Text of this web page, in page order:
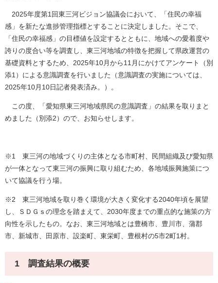
2025年度第1回東三河ビジョン協議会において、「住民の幸福
感」を新たな進捗管理指標とすることに決定しました。そこで、
「住民の幸福感」の目標値を設定するとともに、地域への愛着度や
誇りの度合い等を調査し、東三河地域の特徴を把握して県政運営の
基礎資料とするため、2025年10月から11月にかけてアンケート（別
添1）による意識調査を行いました（意識調査の実施については、
2025年10月10日記者発表済み。）。
この度、「愛知県東三河地域県民の意識調査」の結果を取りまと
めました（別添2）ので、お知らせします。
※1 東三河の地域づくりの主体となる市町村、民間組織及び愛知県
が一体となって東三河の振興に取り組むため、各地域振興施策につ
いて協議を行う場。
※2 東三河地域を取り巻く環境が大きく変化する2040年頃を展望
し、ＳＤＧｓの理念を踏まえて、2030年度までの重点的な施策の方
向性を示したもの。なお、東三河地域とは豊橋市、豊川市、蒲郡
市、新城市、田原市、設楽町、東栄町、豊根村の5市2町1村。
1 調査結果の概要